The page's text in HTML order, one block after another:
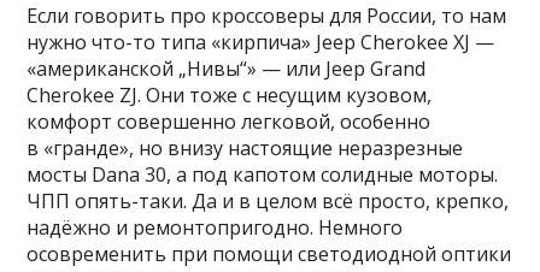
Если говорить про кроссоверы для России, то нам
нужно что-то типа «кирпича» Jeep Cherokee XJ —
«американской „Нивы“» — или Jeep Grand
Cherokee ZJ. Они тоже с несущим кузовом,
комфорт совершенно легковой, особенно
в «гранде», но внизу настоящие неразрезные
мосты Dana 30, а под капотом солидные моторы.
ЧПП опять-таки. Да и в целом всё просто, крепко,
надёжно и ремонтопригодно. Немного
осовременить при помощи светодиодной оптики